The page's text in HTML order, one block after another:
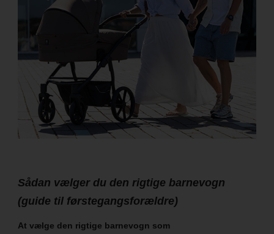
Sådan vælger du den rigtige barnevogn
(guide til førstegangsforældre)
At vælge den rigtige barnevogn som